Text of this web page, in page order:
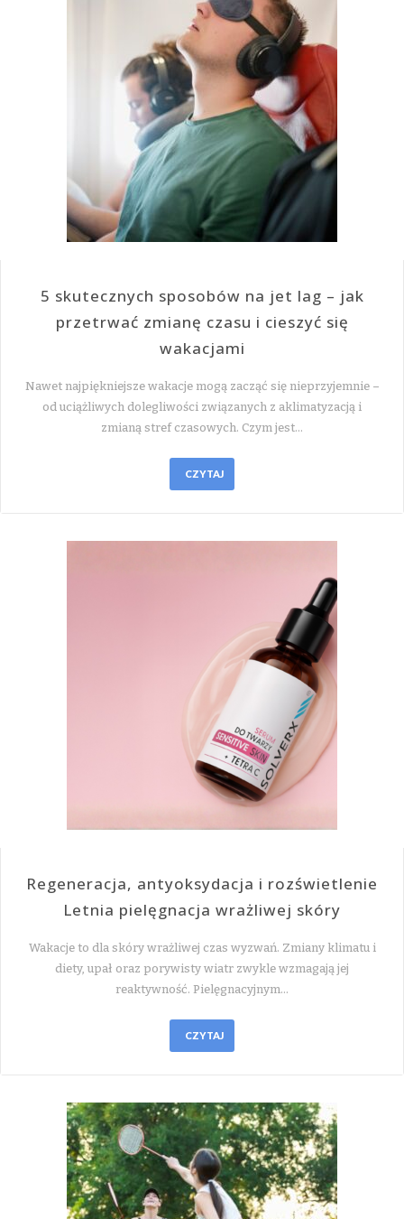
5 skutecznych sposobów na jet lag – jak
przetrwać zmianę czasu i cieszyć się
wakacjami
Nawet najpiękniejsze wakacje mogą zacząć się nieprzyjemnie –
od uciążliwych dolegliwości związanych z aklimatyzacją i
zmianą stref czasowych. Czym jest…
CZYTAJ
Regeneracja, antyoksydacja i rozświetlenie
Letnia pielęgnacja wrażliwej skóry
Wakacje to dla skóry wrażliwej czas wyzwań. Zmiany klimatu i
diety, upał oraz porywisty wiatr zwykle wzmagają jej
reaktywność. Pielęgnacyjnym…
CZYTAJ